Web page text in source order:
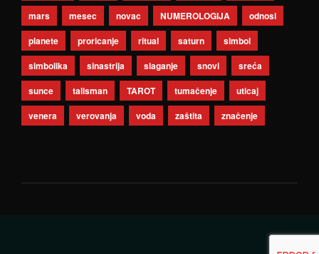
mars
mesec novac NUMEROLOGIJA
odnosi
planete
proricanje ritual saturn
simbol
simbolika
sinastrija slaganje snovi
sreća
sunce
talisman TAROT tumačenje
uticaj
venera
verovanja voda zaštita značenje